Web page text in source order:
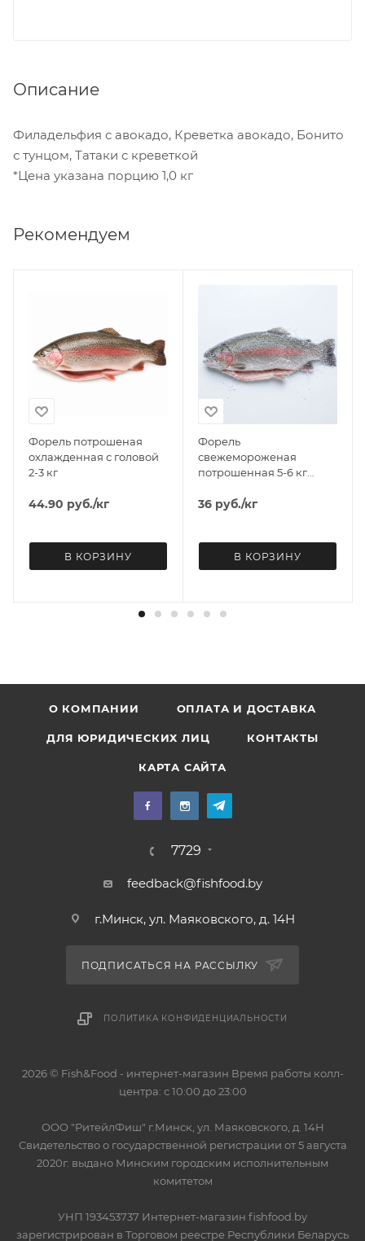
Описание
Филадельфия с авокадо, Креветка авокадо, Бонито
с тунцом, Татаки с креветкой
*Цена указана порцию 1,0 кг
Рекомендуем
Форель потрошеная
охлажденная с головой
2-3 кг
44.90 руб./кг
В КОРЗИНУ
Форель
свежемороженая
потрошенная 5-6 кг
36 руб./кг
В КОРЗИНУ
О КОМПАНИИ ОПЛАТА И ДОСТАВКА
ДЛЯ ЮРИДИЧЕСКИХ ЛИЦ КОНТАКТЫ
КАРТА САЙТА
7729
feedback@fishfood.by
г.Минск, ул. Маяковского, д. 14Н
ПОДПИСАТЬСЯ НА РАССЫЛКУ
ПОЛИТИКА КОНФИДЕНЦИАЛЬНОСТИ
2026 © Fish&Food - интернет-магазин Время работы колл-
центра: с 10:00 до 23:00
OOO "РитейлФиш" г.Минск, ул. Маяковского, д. 14Н
Свидетельство о государственной регистрации от 5 августа
2020г. выдано Минским городским исполнительным
комитетом
УНП 193453737 Интернет-магазин fishfood.by
зарегистрирован в Торговом реестре Республики Беларусь